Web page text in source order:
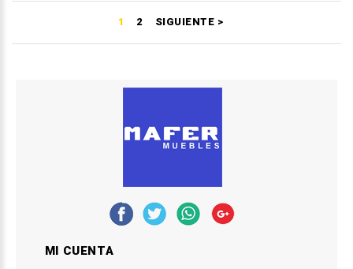
1 2 SIGUIENTE >
MI CUENTA